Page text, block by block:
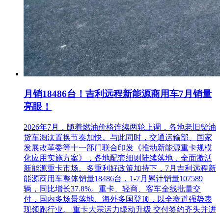
月销18486台！吉利远程新能源商用车7月销量
亮眼！
2026年7月，随着燃油价格连续两轮上调，各地老旧柴油
货车淘汰置换节奏加快。与此同时，交通运输部、国家
发展改革委等十一部门联合印发《推动新能源重卡规模
化应用实施方案》，各地配套细则陆续落地，全面激活
新能源重卡市场。多重利好政策加持下，7月吉利远程新
能源商用车整体销量18486台，1-7月累计销量107589
辆，同比增长37.8%。重卡、轻商、客车全线批量交
付，国内多场景落地、海外多国登顶，以全赛道强势表
现领跑行业。 重卡大宗运力绿动升级 交付签约齐头并进